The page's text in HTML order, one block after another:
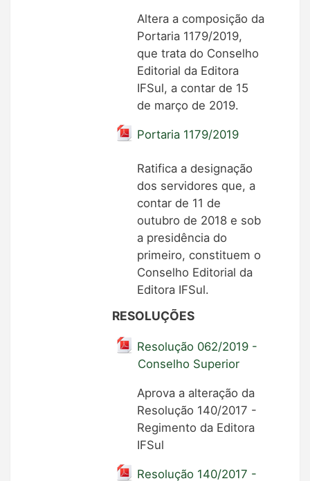
Altera a composição da
Portaria 1179/2019,
que trata do Conselho
Editorial da Editora
IFSul, a contar de 15
de março de 2019.
Portaria 1179/2019
Ratifica a designação
dos servidores que, a
contar de 11 de
outubro de 2018 e sob
a presidência do
primeiro, constituem o
Conselho Editorial da
Editora IFSul.
RESOLUÇÕES
Resolução 062/2019 -
Conselho Superior
Aprova a alteração da
Resolução 140/2017 -
Regimento da Editora
IFSul
Resolução 140/2017 -